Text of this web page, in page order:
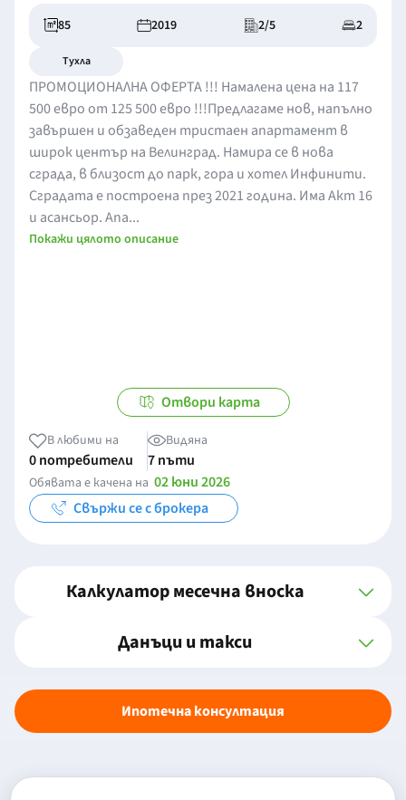
85 2019 2/5 2
Тухла
ПРОМОЦИОНАЛНА ОФЕРТА !!! Намалена цена на 117
500 евро от 125 500 евро !!!Предлагаме нов, напълно
завършен и обзаведен тристаен апартамент в
широк център на Велинград. Намира се в нова
сграда, в близост до парк, гора и хотел Инфинити.
Сградата е построена през 2021 година. Има Акт 16
и асансьор. Апа...
Покажи цялото описание
Отвори карта
В любими на
0 потребители
Видяна
7 пъти
Обявата е качена на 02 юни 2026
Свържи се с брокера
Калкулатор месечна вноска
Данъци и такси
Ипотечна консултация